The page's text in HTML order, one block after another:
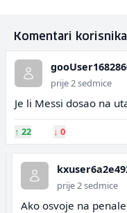
Komentari korisnika
prije 2 sedmice
Je li Messi dosao na
↑ 22 ↓ 0
prije 2 sedmice
Ako osvoje na